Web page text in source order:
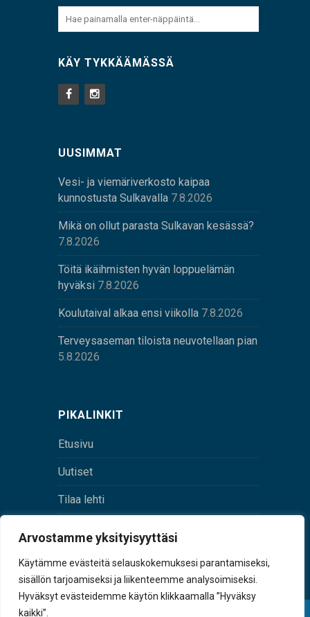
Arvostamme yksityisyyttäsi
Käytämme evästeitä selauskokemuksesi parantamiseksi,
sisällön tarjoamiseksi ja liikenteemme analysoimiseksi.
Hyväksyt evästeidemme käytön klikkaamalla ”Hyväksy
kaikki”.
KÄY TYKKÄÄMÄSSÄ
UUSIMMAT
Vesi- ja viemäriverkosto kaipaa
kunnostusta Sulkavalla 7.8.2026
Mikä on ollut parasta Sulkavan kesässä?
7.8.2026
Töitä ikäihmisten hyvän loppuelämän
hyväksi 7.8.2026
Koulutaival alkaa ensi viikolla 7.8.2026
Terveysaseman tiloista neuvotellaan pian
5.8.2026
PIKALINKIT
Etusivu
Uutiset
Tilaa lehti